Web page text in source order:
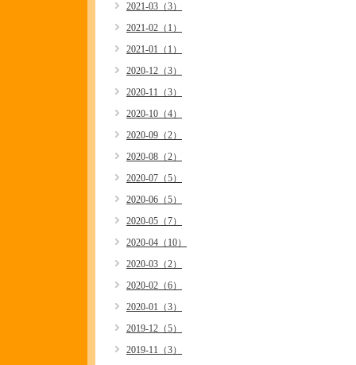
2021-03（3）
2021-02（1）
2021-01（1）
2020-12（3）
2020-11（3）
2020-10（4）
2020-09（2）
2020-08（2）
2020-07（5）
2020-06（5）
2020-05（7）
2020-04（10）
2020-03（2）
2020-02（6）
2020-01（3）
2019-12（5）
2019-11（3）